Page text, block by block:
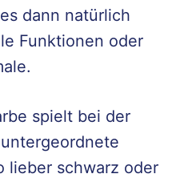
dann natürlich
Funktionen oder
spielt bei der
lieber schwarz oder